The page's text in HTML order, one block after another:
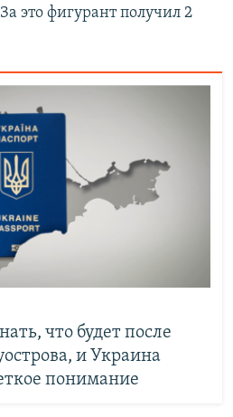
это фигурант получил 2
что будет после
и Украина
понимание